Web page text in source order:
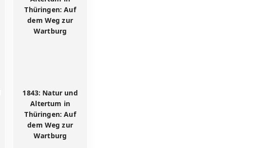
1843: Natur und
Altertum in
Thüringen: Auf
dem Weg zur
Wartburg